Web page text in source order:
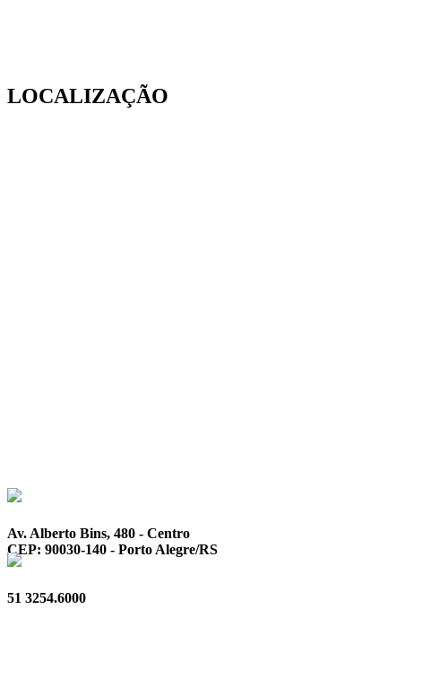
LOCALIZAÇÃO
Av. Alberto Bins, 480 - Centro
CEP: 90030-140 - Porto Alegre/RS
51 3254.6000